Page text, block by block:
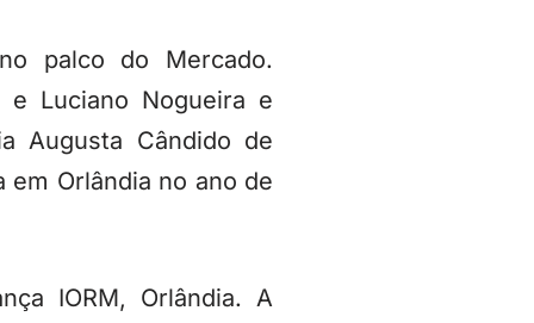
palco do Mercado.
e Luciano Nogueira e
Augusta Cândido de
em Orlândia no ano de
IORM, Orlândia. A